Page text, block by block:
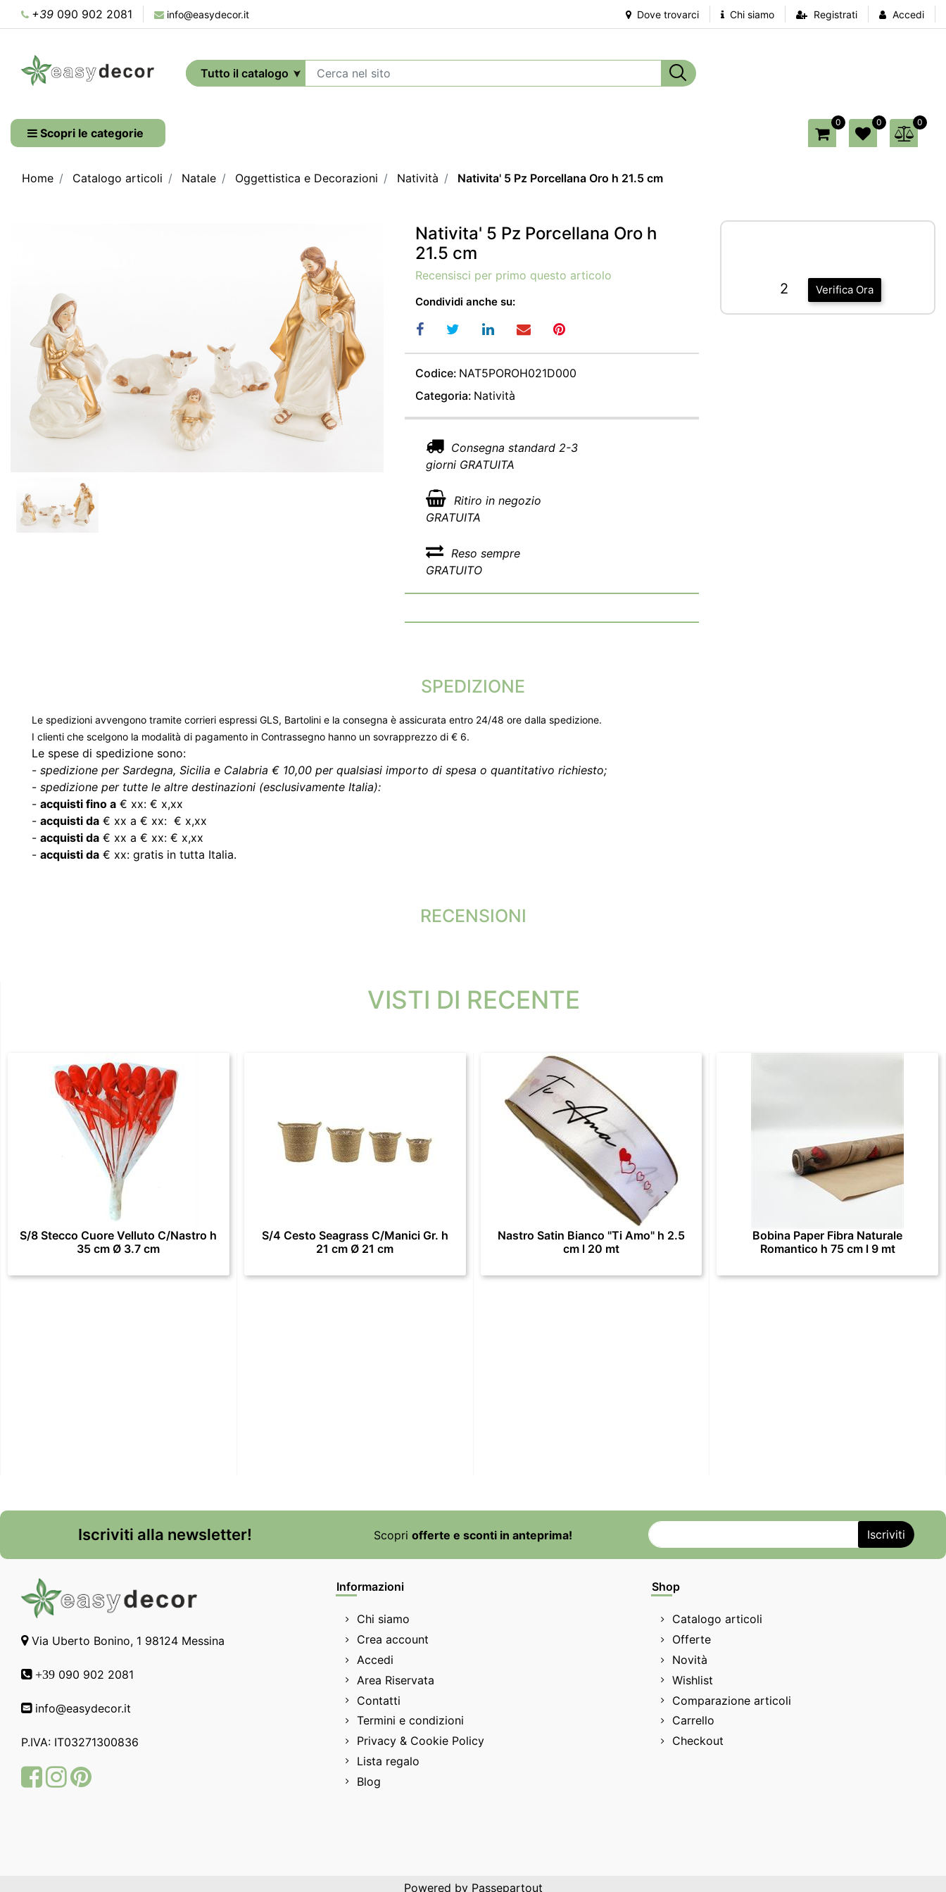
+39 090 902 2081 info@easydecor.it Dove trovarci Chi siamo Registrati Accedi
Scopri le categorie
0 0 0
Home Catalogo articoli Natale Oggettistica e Decorazioni Natività Nativita' 5 Pz Porcellana Oro h 21.5 cm
Nativita' 5 Pz Porcellana Oro h
21.5 cm
Recensisci per primo questo articolo
Condividi anche su:
Codice: NAT5POROH021D000
Categoria: Natività
Consegna standard 2-3
giorni GRATUITA
Ritiro in negozio
GRATUITA
Reso sempre
GRATUITO
Verifica Ora
2
SPEDIZIONE
Le spedizioni avvengono tramite corrieri espressi GLS, Bartolini e la consegna è assicurata entro 24/48 ore dalla spedizione.
I clienti che scelgono la modalità di pagamento in Contrassegno hanno un sovrapprezzo di € 6.
Le spese di spedizione sono:
- spedizione per Sardegna, Sicilia e Calabria € 10,00 per qualsiasi importo di spesa o quantitativo richiesto;
- spedizione per tutte le altre destinazioni (esclusivamente Italia):
- acquisti fino a € xx: € x,xx
- acquisti da € xx a € xx: € x,xx
- acquisti da € xx a € xx: € x,xx
- acquisti da € xx: gratis in tutta Italia.
RECENSIONI
VISTI DI RECENTE
S/8 Stecco Cuore Velluto C/Nastro h
35 cm Ø 3.7 cm
S/4 Cesto Seagrass C/Manici Gr. h
21 cm Ø 21 cm
Nastro Satin Bianco "Ti Amo" h 2.5
cm l 20 mt
Bobina Paper Fibra Naturale
Romantico h 75 cm l 9 mt
Iscriviti alla newsletter! Scopri offerte e sconti in anteprima!
Via Uberto Bonino, 1 98124 Messina
+39 090 902 2081
info@easydecor.it
P.IVA: IT03271300836
FacebookInstagram
Pinterest
Informazioni
Chi siamo
Crea account
Accedi
Area Riservata
Contatti
Termini e condizioni
Privacy & Cookie Policy
Lista regalo
Blog
Shop
Catalogo articoli
Offerte
Novità
Wishlist
Comparazione articoli
Carrello
Checkout
Powered by Passepartout